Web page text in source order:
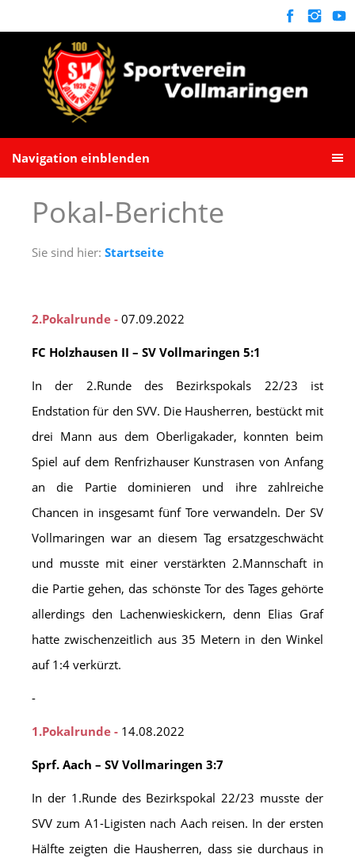
Navigation einblenden
Pokal-Berichte
Sie sind hier: Startseite
2.Pokalrunde - 07.09.2022
FC Holzhausen II – SV Vollmaringen 5:1
In der 2.Runde des Bezirkspokals 22/23 ist
Endstation für den SVV. Die Hausherren, bestückt mit
drei Mann aus dem Oberligakader, konnten beim
Spiel auf dem Renfrizhauser Kunstrasen von Anfang
an die Partie dominieren und ihre zahlreiche
Chancen in insgesamt fünf Tore verwandeln. Der SV
Vollmaringen war an diesem Tag ersatzgeschwächt
und musste mit einer verstärkten 2.Mannschaft in
die Partie gehen, das schönste Tor des Tages gehörte
allerdings den Lachenwieskickern, denn Elias Graf
hatte zwischenzeitlich aus 35 Metern in den Winkel
auf 1:4 verkürzt.
-
1.Pokalrunde - 14.08.2022
Sprf. Aach – SV Vollmaringen 3:7
In der 1.Runde des Bezirkspokal 22/23 musste der
SVV zum A1-Ligisten nach Aach reisen. In der ersten
Hälfte zeigten die Hausherren, dass sie durchaus in